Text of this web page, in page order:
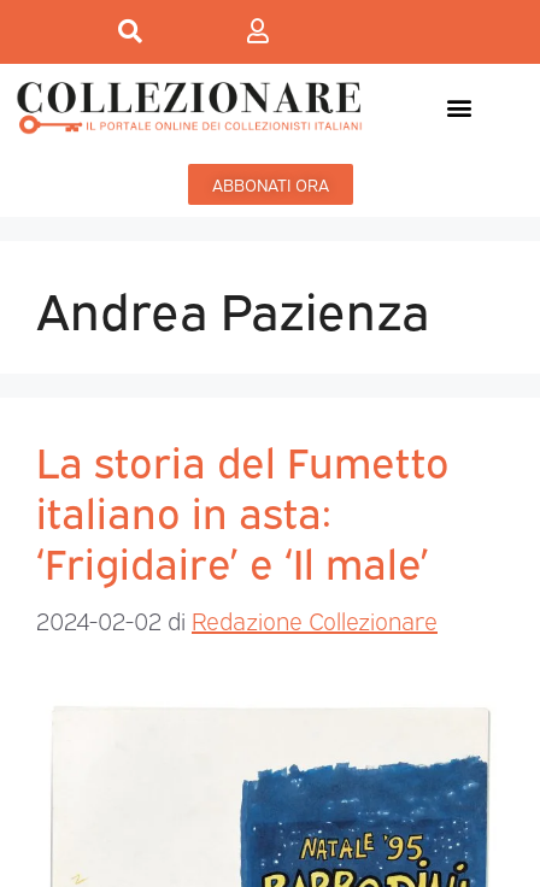
ABBONATI ORA
Andrea Pazienza
La storia del Fumetto
italiano in asta:
‘Frigidaire’ e ‘Il male’
2024-02-02 di Redazione Collezionare